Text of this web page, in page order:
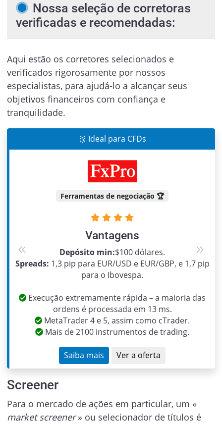
Nossa seleção de corretoras
verificadas e recomendadas:
Aqui estão os corretores selecionados e
verificados rigorosamente por nossos
especialistas, para ajudá-lo a alcançar seus
objetivos financeiros com confiança e
tranquilidade.
🥉 Ideal para CFDs
Ferramentas de negociação 🏆
Vantagens
Depósito min:$100 dólares.
Spreads: 1,3 pip para EUR/USD e EUR/GBP, e 1,7 pip
para o Ibovespa.
Execução extremamente rápida – a maioria das
ordens é processada em 13 ms.
MetaTrader 4 e 5, assim como cTrader.
Mais de 2100 instrumentos de trading.
Saiba mais Ver a oferta
Previous Next
Screener
Para o mercado de ações em particular, um «
market screener» ou selecionador de títulos é